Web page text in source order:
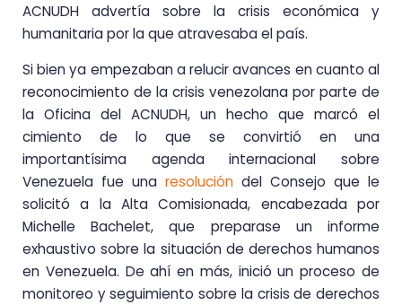
ACNUDH advertía sobre la crisis económica y
humanitaria por la que atravesaba el país.
Si bien ya empezaban a relucir avances en cuanto al
reconocimiento de la crisis venezolana por parte de
la Oficina del ACNUDH, un hecho que marcó el
cimiento de lo que se convirtió en una
importantísima agenda internacional sobre
Venezuela fue una resolución del Consejo que le
solicitó a la Alta Comisionada, encabezada por
Michelle Bachelet, que preparase un informe
exhaustivo sobre la situación de derechos humanos
en Venezuela. De ahí en más, inició un proceso de
monitoreo y seguimiento sobre la crisis de derechos